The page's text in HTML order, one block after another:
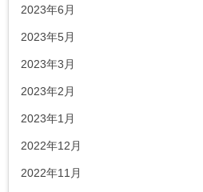
2023年6月
2023年5月
2023年3月
2023年2月
2023年1月
2022年12月
2022年11月